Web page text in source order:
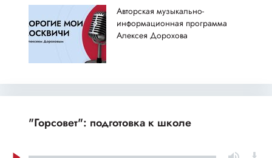
Авторская музыкально-
информационная программа
Алексея Дорохова
"Горсовет": подготовка к школе